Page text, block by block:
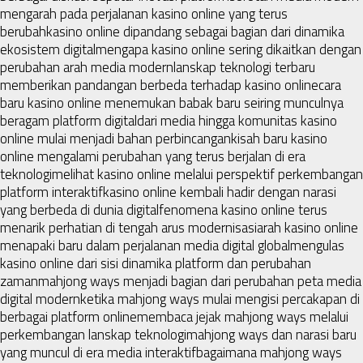
mengarah pada perjalanan kasino online yang terus
berubahkasino online dipandang sebagai bagian dari dinamika
ekosistem digitalmengapa kasino online sering dikaitkan dengan
perubahan arah media modernlanskap teknologi terbaru
memberikan pandangan berbeda terhadap kasino onlinecara
baru kasino online menemukan babak baru seiring munculnya
beragam platform digitaldari media hingga komunitas kasino
online mulai menjadi bahan perbincangankisah baru kasino
online mengalami perubahan yang terus berjalan di era
teknologimelihat kasino online melalui perspektif perkembangan
platform interaktifkasino online kembali hadir dengan narasi
yang berbeda di dunia digitalfenomena kasino online terus
menarik perhatian di tengah arus modernisasiarah kasino online
menapaki baru dalam perjalanan media digital globalmengulas
kasino online dari sisi dinamika platform dan perubahan
zamanmahjong ways menjadi bagian dari perubahan peta media
digital modernketika mahjong ways mulai mengisi percakapan di
berbagai platform onlinemembaca jejak mahjong ways melalui
perkembangan lanskap teknologimahjong ways dan narasi baru
yang muncul di era media interaktifbagaimana mahjong ways